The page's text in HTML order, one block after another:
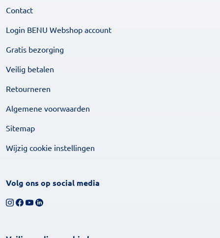
Contact
Login BENU Webshop account
Gratis bezorging
Veilig betalen
Retourneren
Algemene voorwaarden
Sitemap
Wijzig cookie instellingen
Volg ons op social media
Volg ons op Instagram
Volg ons op Facebook
Bekijk ons YouTube-kanaal
Volg ons op LinkedIn